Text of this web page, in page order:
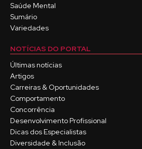
Saúde Mental
Sumário
Variedades
NOTÍCIAS DO PORTAL
Últimas notícias
Artigos
Carreiras & Oportunidades
Comportamento
Concorrência
Desenvolvimento Profissional
Dicas dos Especialistas
Diversidade & Inclusão